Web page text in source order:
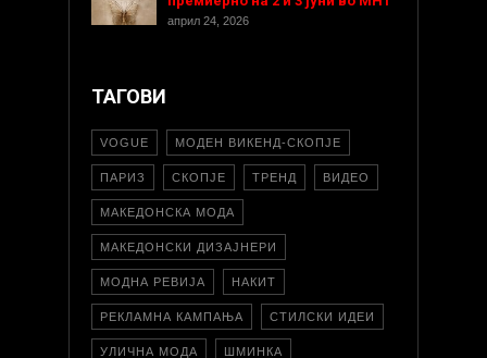
април 24, 2026
ТАГОВИ
VOGUE МОДЕН ВИКЕНД-СКОПЈЕ
ПАРИЗ СКОПЈЕ ТРЕНД ВИДЕО
МАКЕДОНСКА МОДА
МАКЕДОНСКИ ДИЗАЈНЕРИ
МОДНА РЕВИЈА НАКИТ
РЕКЛАМНА КАМПАЊА СТИЛСКИ ИДЕИ
УЛИЧНА МОДА ШМИНКА